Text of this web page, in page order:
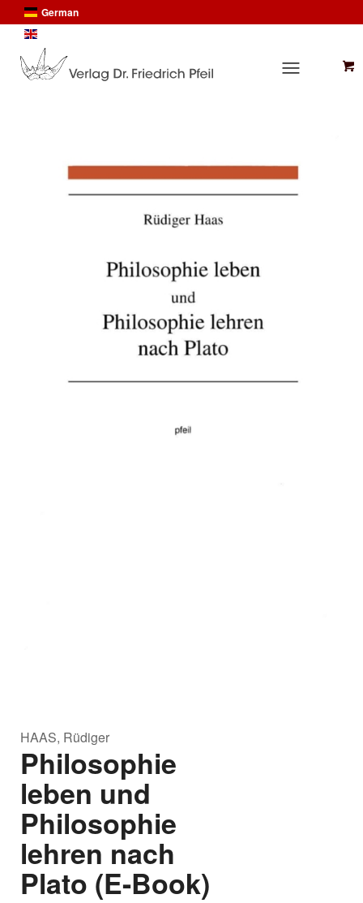
German
HAAS, Rüdiger
Philosophie
leben und
Philosophie
lehren nach
Plato (E-Book)